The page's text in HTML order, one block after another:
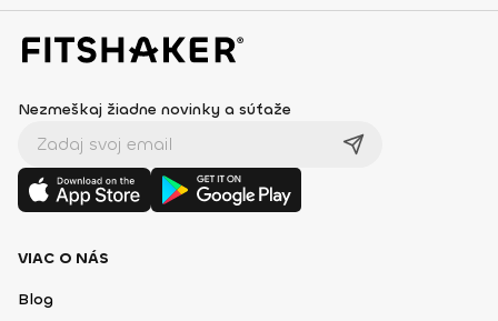
Nezmeškaj žiadne novinky a súťaže
VIAC O NÁS
Blog